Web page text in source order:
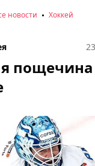
новости Хоккей